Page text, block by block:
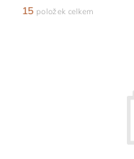
15 položek celkem